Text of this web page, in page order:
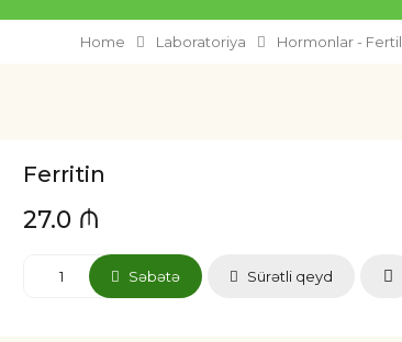
Home Laboratoriya Hormonlar - Fertil
Ferritin
27.0 ₼
Səbətə Sürətli qeyd